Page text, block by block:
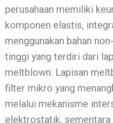
perusahaan memiliki
komponen elastis,
menggunakan bahan
tinggi yang terdiri dari
meltblown. Lapisan
filter mikro yang
melalui mekanisme
elektrostatik, sementara